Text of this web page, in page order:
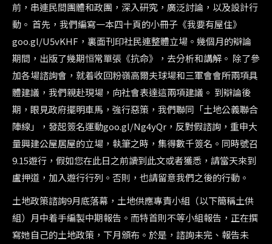
前，串連民間團體和政團，深入研究，廣泛討論，以及設計行
動。 首先，我們編寫一本四十頁的小冊子《我要有屋住》
goo.gl/U5vKHF，裏面刊印社民連整體立場。幾個月的辯論
期間，出版了幾期恒常單張《抗命》，去分析和講解。 除了參
加各場諮詢會，就着收回粉嶺高爾夫球場和三軍會會所兩項具
體建議，我們親赴現場，向社會表達這兩項建議。 到辯論後
期，眼見政府擺明車馬，強行惡策，我們聯同「土地公義聯合
陣線」，發起簽名運動goo.gl/Ng4yQr，反對假諮詢，重申大
量興建公屋居屋的立場，執筆之時，集得數千簽名。同時號召
9.15遊行，假如您在此日之前讀到此文或者獲悉，請當天來到
盧押道，加入遊行行列。否則，也請留意我們之後的行動。
土地政策諮詢9月底落幕，土地供應專責小組（以下簡稱土供
組）月中着手編製中期報告。而特首則不等小組報告，正在撰
寫她自己的土地政策，下月頒布。於是，諮詢未完、報告未